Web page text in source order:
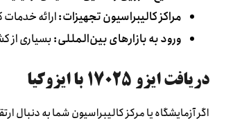
مراکز کالیبراسیون تجهیزات:ارائه خدمات
ورود به بازارهای بین‌المللی:بسیاری از
دریافت ایزو ۱۷۰۲۵ با ایزوکیا
اگر آزمایشگاه یا مرکز کالیبراسیون شما به دنبال ارتقای